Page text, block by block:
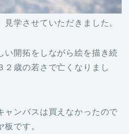
学させていただきました。
い開拓をしながら絵を描き続
２歳の若さで亡くなりまし
ャンバスは買えなかったので
です。